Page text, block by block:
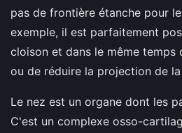
pas de frontière étanche pour
exemple, il est parfaitement
cloison et dans le même temps
ou de réduire la projection de
Le nez est un organe dont les
C'est un complexe osso-